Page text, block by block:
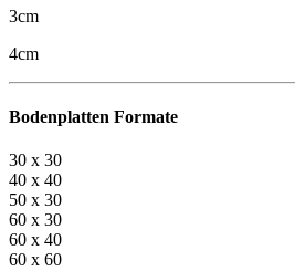
3cm
4cm
Bodenplatten Formate
30 x 30
40 x 40
50 x 30
60 x 30
60 x 40
60 x 60